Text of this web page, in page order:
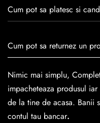
satisfacția
este creată cu mândrie
trecerea timpului.
Cum pot sa platesc si
medie livrarea dureaza 1-
Easybox-ul Emag.
Cosul de livrareeste 15
390 lei si Gratuit pentru o
Cum pot sa returnez un
Nimic mai simplu,
impacheteaza produsul
de la tine de acasa. Banii
contul tau bancar.